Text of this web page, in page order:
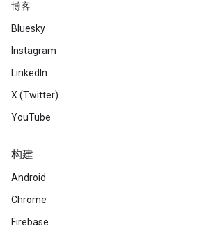
博客
Bluesky
Instagram
LinkedIn
X (Twitter)
YouTube
构建
Android
Chrome
Firebase